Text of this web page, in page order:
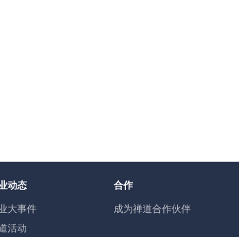
动态
大事件
活动
合作
成为禅道合作伙伴